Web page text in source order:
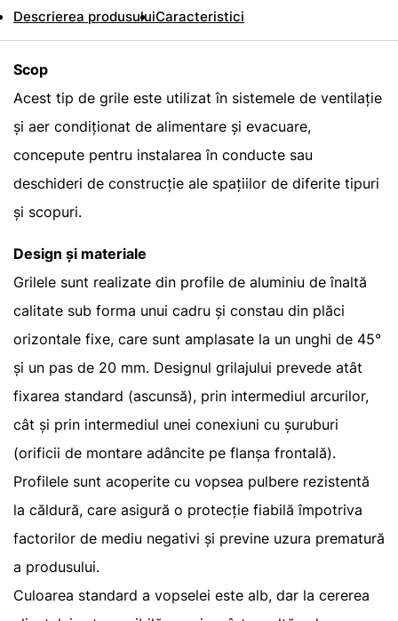
Descrierea produsuluiCaracteristici
Scop
Acest tip de grile este utilizat în sistemele de ventilație
și aer condiționat de alimentare și evacuare,
concepute pentru instalarea în conducte sau
deschideri de construcție ale spațiilor de diferite tipuri
și scopuri.
Design și materiale
Grilele sunt realizate din profile de aluminiu de înaltă
calitate sub forma unui cadru și constau din plăci
orizontale fixe, care sunt amplasate la un unghi de 45°
și un pas de 20 mm. Designul grilajului prevede atât
fixarea standard (ascunsă), prin intermediul arcurilor,
cât și prin intermediul unei conexiuni cu șuruburi
(orificii de montare adâncite pe flanșa frontală).
Profilele sunt acoperite cu vopsea pulbere rezistentă
la căldură, care asigură o protecție fiabilă împotriva
factorilor de mediu negativi și previne uzura prematură
a produsului.
Culoarea standard a vopselei este alb, dar la cererea